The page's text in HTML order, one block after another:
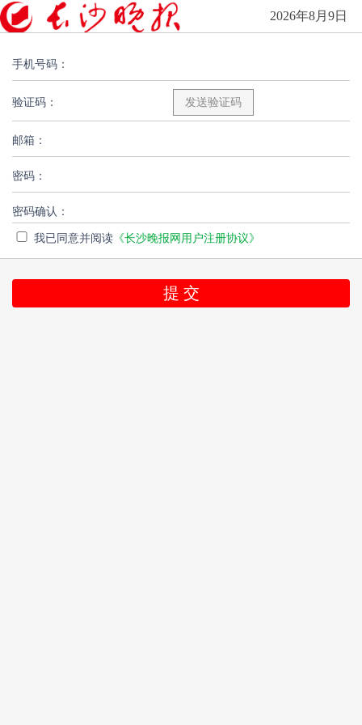
2026年8月9日
手机号码：
验证码：
邮箱：
密码：
密码确认：
我已同意并阅读 《长沙晚报网用户注册协议》
提 交